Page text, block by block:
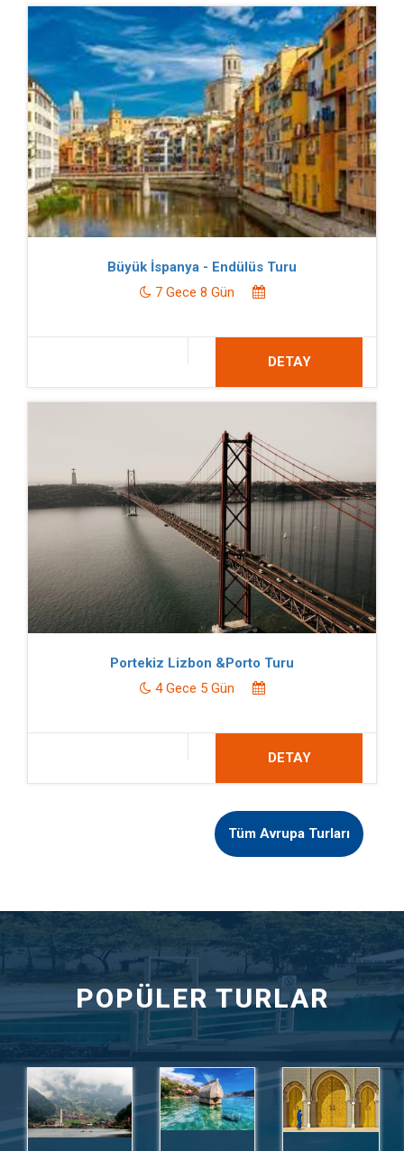
Büyük İspanya - Endülüs Turu
7 Gece 8 Gün
DETAY
Portekiz Lizbon &Porto Turu
4 Gece 5 Gün
DETAY
Tüm Avrupa Turları
POPÜLER TURLAR